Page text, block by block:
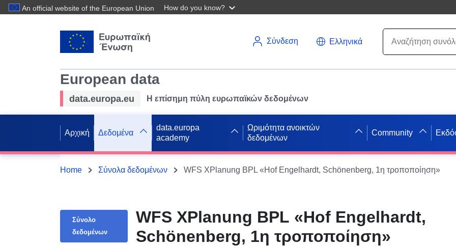
An official website of the European Union How do you know?
Σύνδεση Ελληνικά
European data
data.europa.eu Η επίσημη πύλη ευρωπαϊκών δεδομένων
Αρχική Δεδομένα
data.europa
academy
Ωριμότητα ανοικτών
δεδομένων
Community
Home Σύνολα δεδομένων WFS XPlanung BPL «Hof Engelhardt, Schönenberg, 1η τροποποίηση»
Σύνολο
δεδομένων
WFS XPlanung BPL «Hof Engelhardt,
Schönenberg, 1η τροποποίηση»